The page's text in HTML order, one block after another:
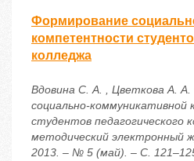
Формирование
компетентности
колледжа
Вдовина С. А. , Цветкова А.
социально-
студентов педагогического
методический электронный
2013. – № 5 (май). – С.